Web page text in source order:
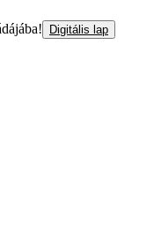
Digitális lap